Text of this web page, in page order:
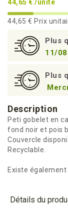
44,65 € /unité
44,65 € Prix
Plus
11/08
Plus
Description
Peti gobelet en
fond noir et pois
Couvercle
Recyclable.
Existe
Détails du